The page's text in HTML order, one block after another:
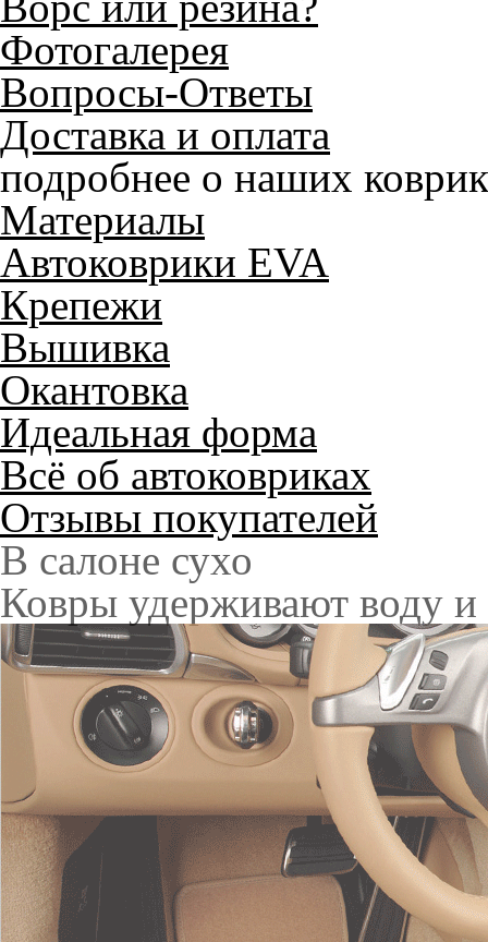
Фотогалерея
Вопросы-Ответы
Доставка и оплата
подробнее о наших
Материалы
Автоковрики EVA
Крепежи
Вышивка
Окантовка
Идеальная форма
Всё об автоковриках
Отзывы покупателей
Служат до 10 лет
Только качественные